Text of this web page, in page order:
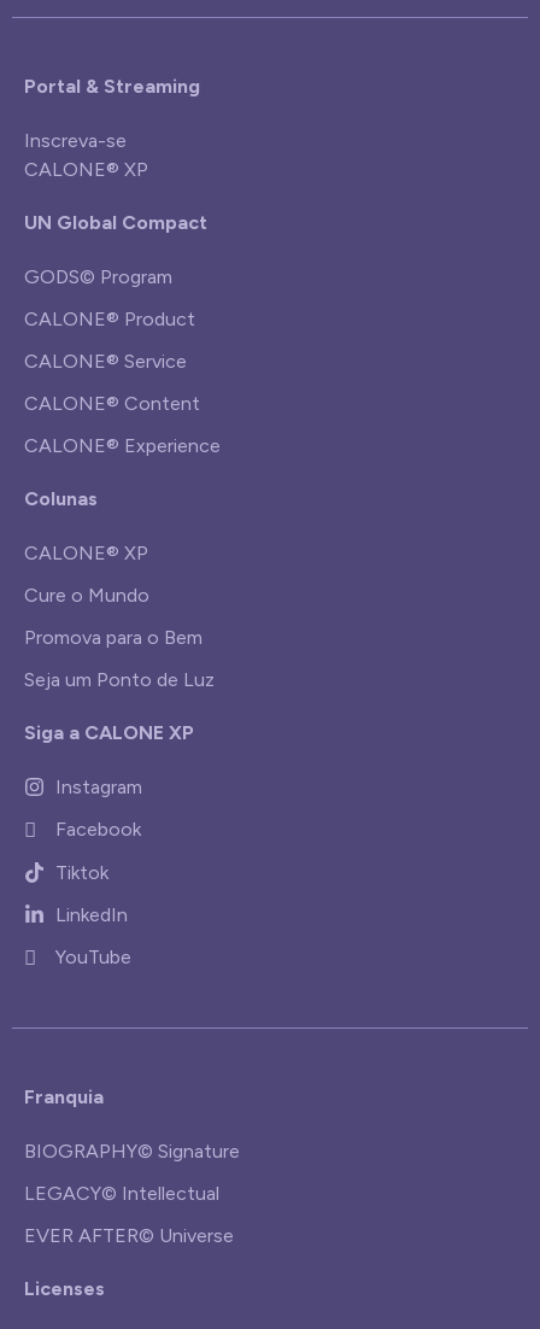
Portal & Streaming
Inscreva-se
CALONE® XP
UN Global Compact
GODS© Program
CALONE® Product
CALONE® Service
CALONE® Content
CALONE® Experience
Colunas
CALONE® XP
Cure o Mundo
Promova para o Bem
Seja um Ponto de Luz
Siga a CALONE XP
Instagram
Facebook
Tiktok
LinkedIn
YouTube
Franquia
BIOGRAPHY© Signature
LEGACY© Intellectual
EVER AFTER© Universe
Licenses